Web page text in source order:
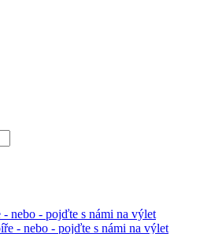
- nebo - pojďte s námi na výlet